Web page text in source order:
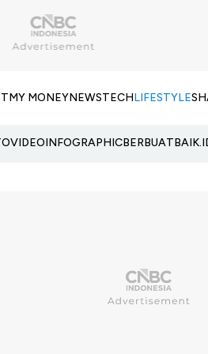
MY MONEYNEWSTECHLIFESTYLE
VIDEOINFOGRAPHIC